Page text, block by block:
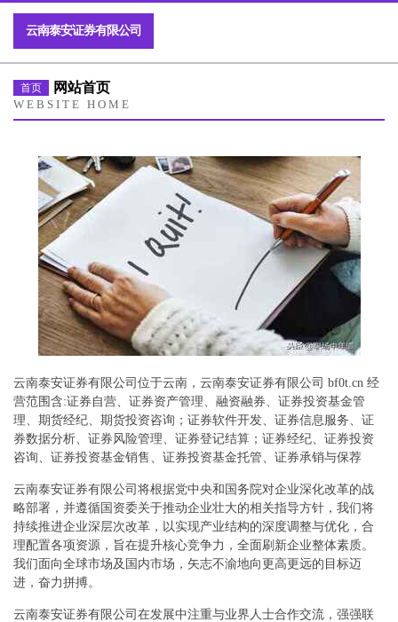
云南泰安证券有限公司
首页 网站首页
WEBSITE HOME
云南泰安证券有限公司位于云南，云南泰安证券有限公司 bf0t.cn 经
营范围含:证券自营、证券资产管理、融资融券、证券投资基金管
理、期货经纪、期货投资咨询；证券软件开发、证券信息服务、证
券数据分析、证券风险管理、证券登记结算；证券经纪、证券投资
咨询、证券投资基金销售、证券投资基金托管、证券承销与保荐
云南泰安证券有限公司将根据党中央和国务院对企业深化改革的战
略部署，并遵循国资委关于推动企业壮大的相关指导方针，我们将
持续推进企业深层次改革，以实现产业结构的深度调整与优化，合
理配置各项资源，旨在提升核心竞争力，全面刷新企业整体素质。
我们面向全球市场及国内市场，矢志不渝地向更高更远的目标迈
进，奋力拼搏。
云南泰安证券有限公司在发展中注重与业界人士合作交流，强强联